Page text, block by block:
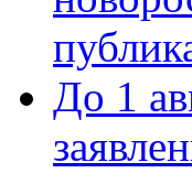
До 1